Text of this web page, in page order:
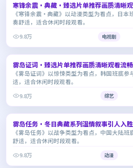
8.7
寒锋余震·典藏·臻选片单推荐画质清晰
《寒锋余震·典藏》以动漫类型为看点，日本
奏舒适，适合休闲时段观看。
9.8万
电视剧
7.0
雾岛证词·臻选片单推荐画质清晰观看流畅
《雾岛证词》以惊悚类型为看点，韩国班底
适，适合休闲时段观看。
9.8万
综艺
9.1
雾岛任务·冬日典藏系列温情叙事引人入胜
《雾岛任务》以战争类型为看点，中国大陆
舒适，适合休闲时段观看。
9.8万
动漫